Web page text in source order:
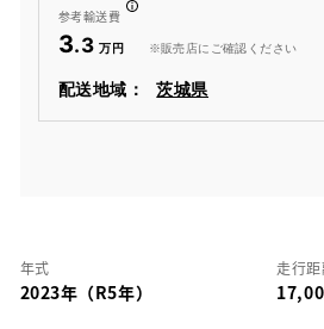
参考輸送費
3.3 ※販売店にご確認ください
配送地域： 茨城県
年式
2023年（R5年）
走行